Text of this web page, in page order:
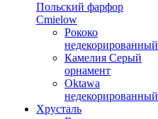
Польский фарфор
Сmielow
Рококо
недекорированный
Камелия Серый
орнамент
Oktawa
недекорированный
Хрусталь